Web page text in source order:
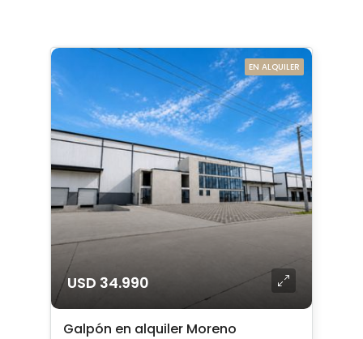
EN ALQUILER
USD 34.990
Galpón en alquiler Moreno